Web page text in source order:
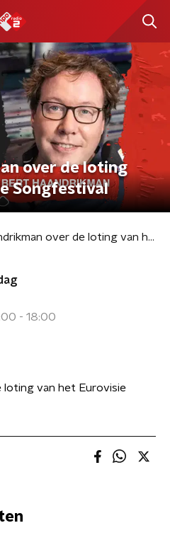
over de loting
Songfestival
Bert Haandrikman over de loting van het Eurovisie Songfestival
- 18:00
loting van het Eurovisie